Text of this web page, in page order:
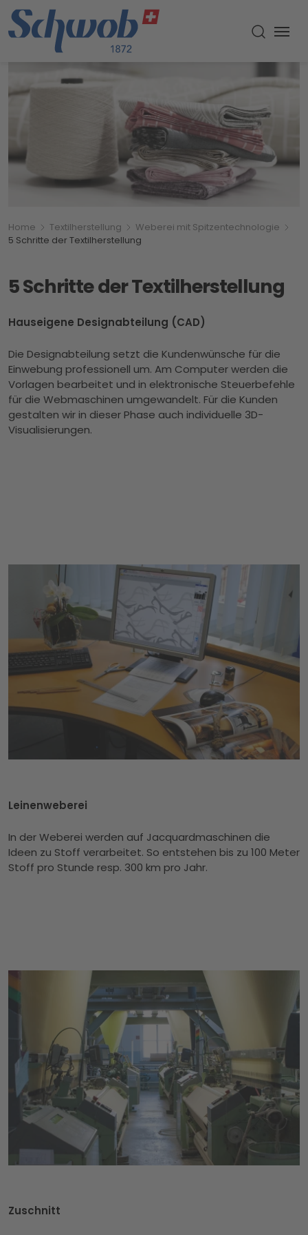
Menu
Breadcrumbnavigation
Sie befinden sich hier:
Home Textilherstellung
Weberei mit Spitzentechnologie
5 Schritte der Textilherstellung
5 Schritte der Textilherstellung
Hauseigene Designabteilung (CAD)
Die Designabteilung setzt die Kundenwünsche für die
Einwebung professionell um. Am Computer werden die
Vorlagen bearbeitet und in elektronische Steuerbefehle
für die Webmaschinen umgewandelt. Für die Kunden
gestalten wir in dieser Phase auch individuelle 3D-
Visualisierungen.
Leinenweberei
In der Weberei werden auf Jacquardmaschinen die
Ideen zu Stoff verarbeitet. So entstehen bis zu 100 Meter
Stoff pro Stunde resp. 300 km pro Jahr.
Zuschnitt